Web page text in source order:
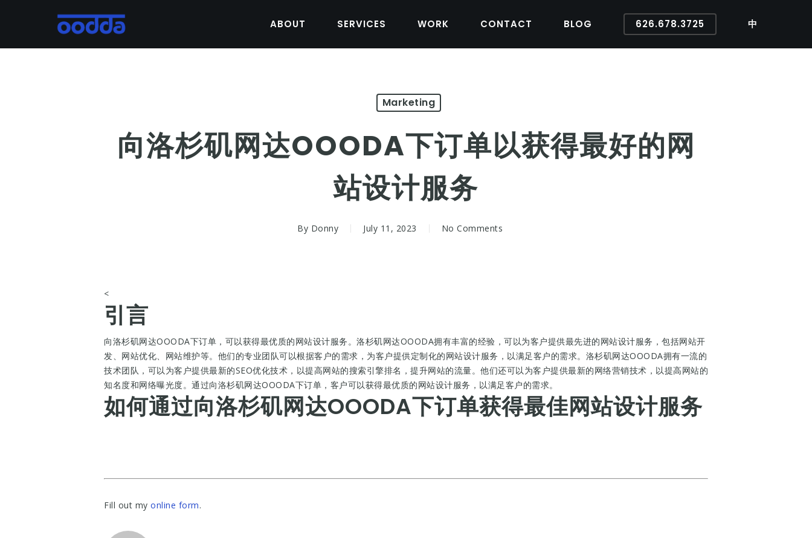
content
ABOUT SERVICES WORK CONTACT BLOG 626.678.3725 中
Marketing
向洛杉矶网达OOODA下订单以获得最好的网
站设计服务
By Donny July 11, 2023 No Comments
<
引言
向洛杉矶网达OOODA下订单，可以获得最优质的网站设计服务。洛杉矶网达OOODA拥有丰富的经验，可以为客户提供最先进的网站设计服务，包括网站开
发、网站优化、网站维护等。他们的专业团队可以根据客户的需求，为客户提供定制化的网站设计服务，以满足客户的需求。洛杉矶网达OOODA拥有一流的
技术团队，可以为客户提供最新的SEO优化技术，以提高网站的搜索引擎排名，提升网站的流量。他们还可以为客户提供最新的网络营销技术，以提高网站的
知名度和网络曝光度。通过向洛杉矶网达OOODA下订单，客户可以获得最优质的网站设计服务，以满足客户的需求。
如何通过向洛杉矶网达OOODA下订单获得最佳网站设计服务
Fill out my online form.